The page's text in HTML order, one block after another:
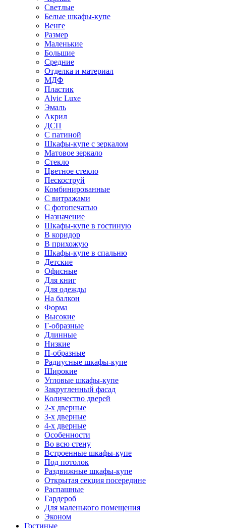
Светлые
Белые шкафы-купе
Венге
Размер
Маленькие
Большие
Средние
Отделка и материал
МДФ
Пластик
Alvic Luxe
Эмаль
Акрил
ДСП
С патиной
Шкафы-купе с зеркалом
Матовое зеркало
Стекло
Цветное стекло
Пескоструй
Комбинированные
С витражами
С фотопечатью
Назначение
Шкафы-купе в гостиную
В коридор
В прихожую
Шкафы-купе в спальню
Детские
Офисные
Для книг
Для одежды
На балкон
Форма
Высокие
Г-образные
Длинные
Низкие
П-образные
Радиусные шкафы-купе
Широкие
Угловые шкафы-купе
Закругленный фасад
Количество дверей
2-х дверные
3-х дверные
4-х дверные
Особенности
Во всю стену
Встроенные шкафы-купе
Под потолок
Раздвижные шкафы-купе
Открытая секция посередине
Распашные
Гардероб
Для маленького помещения
Эконом
Гостиные